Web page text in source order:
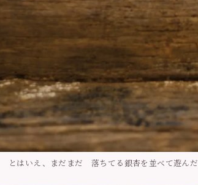
とはいえ、まだまだ 落ちてる銀杏を並べて遊ん